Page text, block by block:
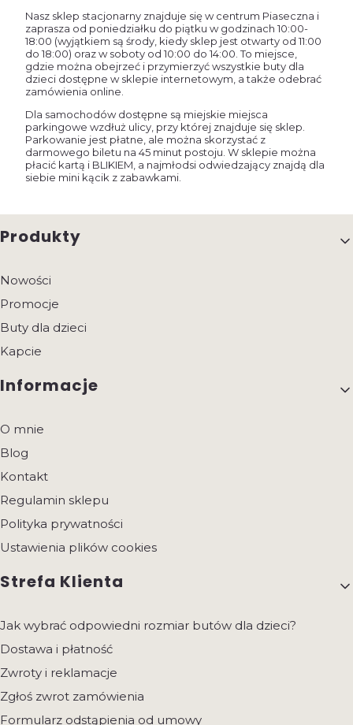
Nasz sklep stacjonarny znajduje się w centrum Piaseczna i
zaprasza od poniedziałku do piątku w godzinach 10:00-
18:00 (wyjątkiem są środy, kiedy sklep jest otwarty od 11:00
do 18:00) oraz w soboty od 10:00 do 14:00. To miejsce,
gdzie można obejrzeć i przymierzyć wszystkie buty dla
dzieci dostępne w sklepie internetowym, a także odebrać
zamówienia online.
Dla samochodów dostępne są miejskie miejsca
parkingowe wzdłuż ulicy, przy której znajduje się sklep.
Parkowanie jest płatne, ale można skorzystać z
darmowego biletu na 45 minut postoju. W sklepie można
płacić kartą i BLIKIEM, a najmłodsi odwiedzający znajdą dla
siebie mini kącik z zabawkami.
Linki w stopce
Produkty
Nowości
Promocje
Buty dla dzieci
Kapcie
Informacje
O mnie
Blog
Kontakt
Regulamin sklepu
Polityka prywatności
Ustawienia plików cookies
Strefa Klienta
Jak wybrać odpowiedni rozmiar butów dla dzieci?
Dostawa i płatność
Zwroty i reklamacje
Zgłoś zwrot zamówienia
Formularz odstąpienia od umowy